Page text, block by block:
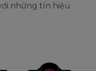
những tín hiệu